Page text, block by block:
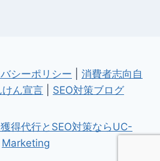
シーポリシー
消費者志向自
ん宣言 SEO対策ブログ
得代行とSEO対策ならUC-
Marketing